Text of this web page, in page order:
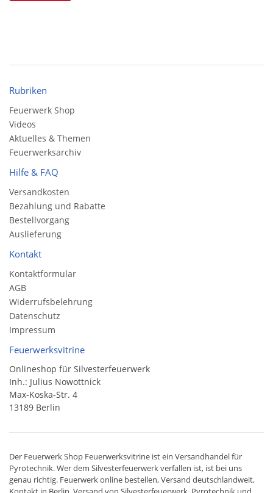
Rubriken
Feuerwerk Shop
Videos
Aktuelles & Themen
Feuerwerksarchiv
Hilfe & FAQ
Versandkosten
Bezahlung und Rabatte
Bestellvorgang
Auslieferung
Kontakt
Kontaktformular
AGB
Widerrufsbelehrung
Datenschutz
Impressum
Feuerwerksvitrine
Onlineshop für Silvesterfeuerwerk
Inh.: Julius Nowottnick
Max-Koska-Str. 4
13189 Berlin
Der Feuerwerk Shop Feuerwerksvitrine ist ein Versandhandelfür
Pyrotechnik. Wer dem Silvesterfeuerwerk verfallen ist, ist bei uns
genau richtig. Feuerwerk online bestellen,Versand deutschlandweit,